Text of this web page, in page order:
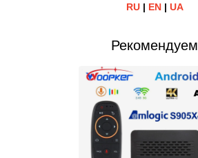
RU| EN| UA
Рекомендуем